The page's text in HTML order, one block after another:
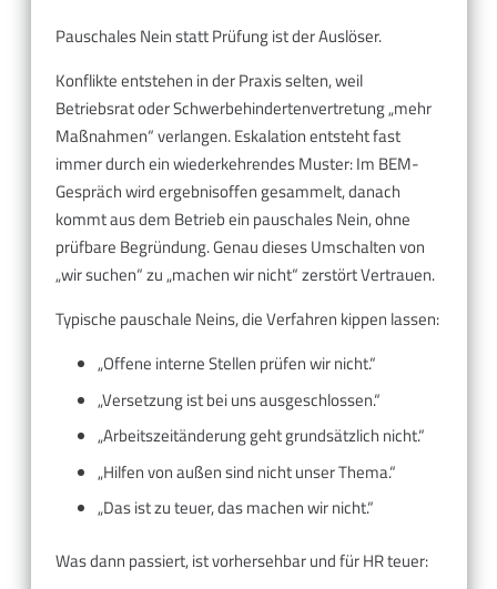
Pauschales Nein statt Prüfung ist der Auslöser.
Konflikte entstehen in der Praxis selten, weil
Betriebsrat oder Schwerbehindertenvertretung „mehr
Maßnahmen“ verlangen. Eskalation entsteht fast
immer durch ein wiederkehrendes Muster: Im BEM-
Gespräch wird ergebnisoffen gesammelt, danach
kommt aus dem Betrieb ein pauschales Nein, ohne
prüfbare Begründung. Genau dieses Umschalten von
„wir suchen“ zu „machen wir nicht“ zerstört Vertrauen.
Typische pauschale Neins, die Verfahren kippen lassen:
„Offene interne Stellen prüfen wir nicht.“
„Versetzung ist bei uns ausgeschlossen.“
„Arbeitszeitänderung geht grundsätzlich nicht.“
„Hilfen von außen sind nicht unser Thema.“
„Das ist zu teuer, das machen wir nicht.“
Was dann passiert, ist vorhersehbar und für HR teuer: